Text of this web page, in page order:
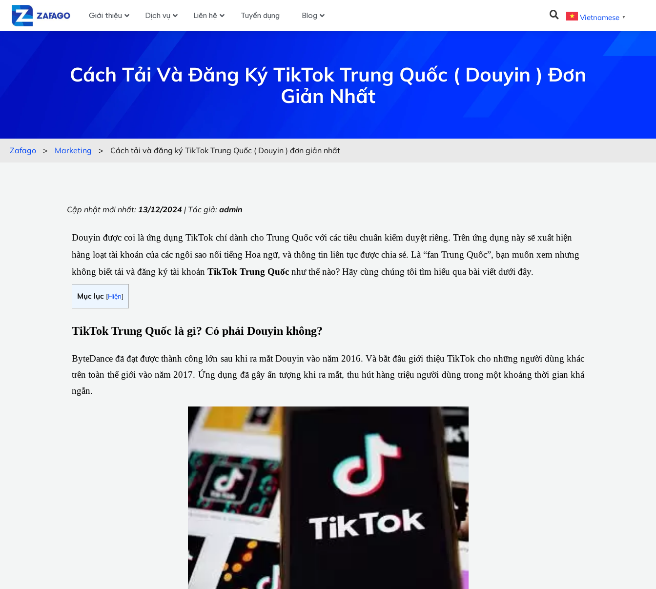
Giới thiệu Dịch vụ Liên hệ Tuyển dụng Blog Vietnamese ▼
Cách Tải Và Đăng Ký TikTok Trung Quốc ( Douyin ) Đơn
Giản Nhất
Zafago > Marketing > Cách tải và đăng ký TikTok Trung Quốc ( Douyin ) đơn giản nhất
Cập nhật mới nhất: 13/12/2024 | Tác giả: admin
Douyin được coi là ứng dụng TikTok chỉ dành cho Trung Quốc với các tiêu chuẩn kiểm duyệt riêng. Trên ứng dụng này sẽ xuất hiện
hàng loạt tài khoản của các ngôi sao nổi tiếng Hoa ngữ, và thông tin liên tục được chia sẻ. Là “fan Trung Quốc”, bạn muốn xem nhưng
không biết tải và đăng ký tài khoản TikTok Trung Quốc như thế nào? Hãy cùng chúng tôi tìm hiểu qua bài viết dưới đây.
Mục lục [Hiện]
TikTok Trung Quốc là gì? Có phải Douyin không?
ByteDance đã đạt được thành công lớn sau khi ra mắt Douyin vào năm 2016. Và bắt đầu giới thiệu TikTok cho những người dùng khác
trên toàn thế giới vào năm 2017. Ứng dụng đã gây ấn tượng khi ra mắt, thu hút hàng triệu người dùng trong một khoảng thời gian khá
ngắn.